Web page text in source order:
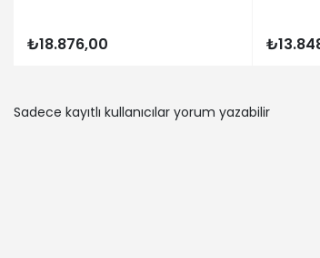
₺18.876,00
Sadece kayıtlı kullanıcılar yorum yazabilir